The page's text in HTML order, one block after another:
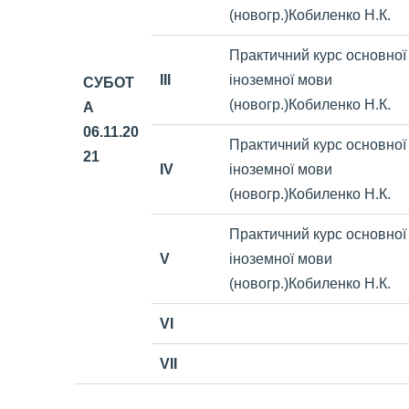
СУБОТ
А
06.11.20
21
(новогр.)Кобиленко Н.К.
Практичний курс основної
іноземної мови
(новогр.)Кобиленко Н.К.
IV
Практичний курс основної
іноземної мови
(новогр.)Кобиленко Н.К.
V
Практичний курс основної
іноземної мови
(новогр.)Кобиленко Н.К.
VI
VII